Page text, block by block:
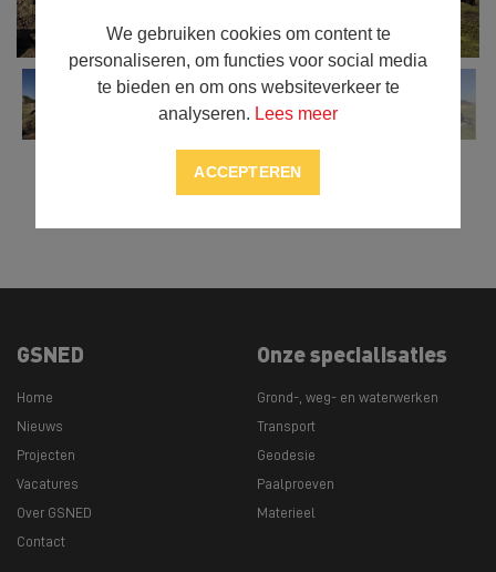
We gebruiken cookies om content te
personaliseren, om functies voor social media
te bieden en om ons websiteverkeer te
analyseren. Lees meer
ACCEPTEREN
GSNED
Home
Nieuws
Projecten
Vacatures
Over GSNED
Contact
Onze specialisaties
Grond-, weg- en waterwerken
Transport
Geodesie
Paalproeven
Materieel